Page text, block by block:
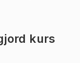
kurs